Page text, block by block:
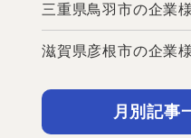
三重県鳥羽市の企業
滋賀県彦根市の企業
月別記事